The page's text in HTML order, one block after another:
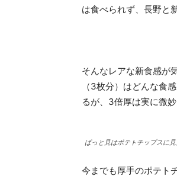
は食べられず、長野と
そんなレアな新食感が
（3枚分）はどんな食
るが、3倍厚は実に微妙
ぱっと見はポテトチップスに
今までも厚手のポテト